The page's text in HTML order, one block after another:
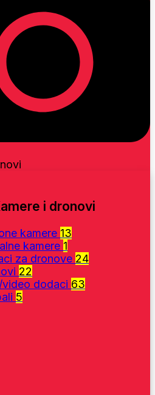
i dronovi
kamere 13
kamere 1
za dronove 24
22
video dodaci 63
5